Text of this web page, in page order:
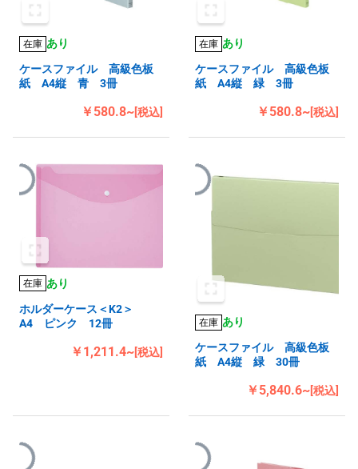
在庫 あり
ケースファイル 高級色板
紙 A4縦 青 3冊
￥580.8~[税込]
在庫 あり
ケースファイル 高級色板
紙 A4縦 緑 3冊
￥580.8~[税込]
在庫 あり
ホルダーケース＜K2＞
A4 ピンク 12冊
￥1,211.4~[税込]
在庫 あり
ケースファイル 高級色板
紙 A4縦 緑 30冊
￥5,840.6~[税込]